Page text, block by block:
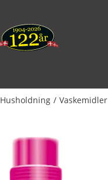
Husholdning Vaskemidler